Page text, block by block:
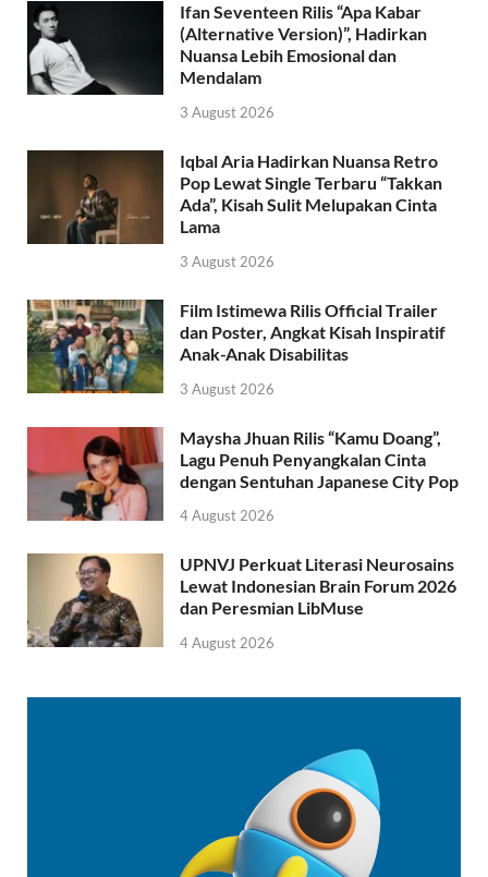
Ifan Seventeen Rilis “Apa Kabar
(Alternative Version)”, Hadirkan
Nuansa Lebih Emosional dan
Mendalam
3 August 2026
Iqbal Aria Hadirkan Nuansa Retro
Pop Lewat Single Terbaru “Takkan
Ada”, Kisah Sulit Melupakan Cinta
Lama
3 August 2026
Film Istimewa Rilis Official Trailer
dan Poster, Angkat Kisah Inspiratif
Anak-Anak Disabilitas
3 August 2026
Maysha Jhuan Rilis “Kamu Doang”,
Lagu Penuh Penyangkalan Cinta
dengan Sentuhan Japanese City Pop
4 August 2026
UPNVJ Perkuat Literasi Neurosains
Lewat Indonesian Brain Forum 2026
dan Peresmian LibMuse
4 August 2026